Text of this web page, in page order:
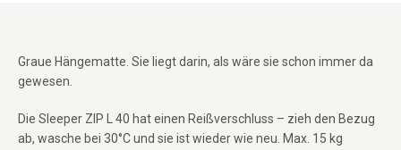
Graue Hängematte. Sie liegt darin, als wäre sie schon immer da
gewesen.
Die Sleeper ZIP L 40 hat einen Reißverschluss – zieh den Bezug
ab, wasche bei 30°C und sie ist wieder wie neu. Max. 15 kg